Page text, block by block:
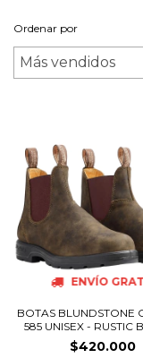
Ordenar por
ENVÍO
BOTAS BLUNDSTONE
585 UNISEX - RUSTIC
$420.000